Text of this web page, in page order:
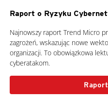
Raport o Ryzyku
Najnowszy raport Trend Micro
zagrożeń, wskazując nowe
organizacji. To obowiązkowa
cyberatakom.